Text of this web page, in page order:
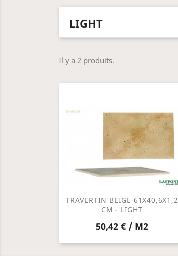
LIGHT
Il y a 2 produits.
TRAVERTIN BEIGE 61X40,6X1,2
CM - LIGHT
50,42 € / M2